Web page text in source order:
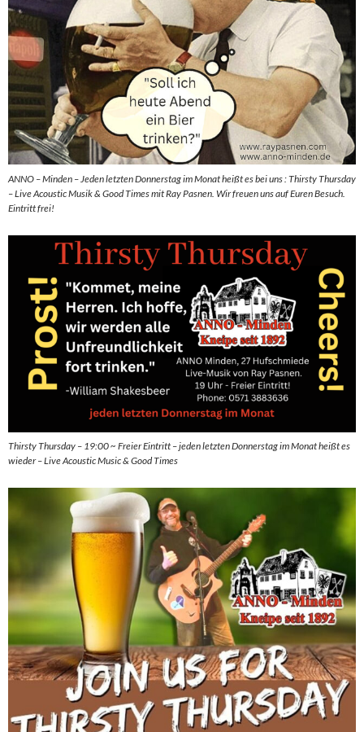
ANNO – Minden – Jeden letzten Donnerstag im Monat heißt es bei uns : Thirsty Thursday
– Live Acoustic Musik & Good Times mit Ray Pasnen. Wir freuen uns auf Euren Besuch.
Eintritt frei!
Thirsty Thursday – 19:00 ~ Freier Eintritt – jeden letzten Donnerstag im Monat heißt es
wieder – Live Acoustic Music & Good Times